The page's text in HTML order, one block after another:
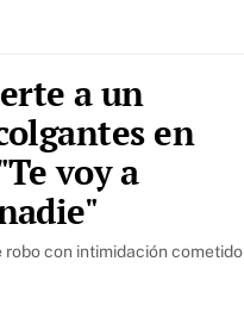
a un
en
voy a
robo con intimidación cometido